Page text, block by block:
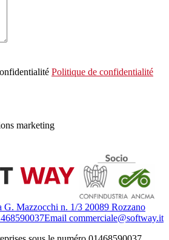
Politique de confidentialité
marketing
G. Mazzocchi n. 1/3 20089 Rozzano
Email commerciale@softway.it